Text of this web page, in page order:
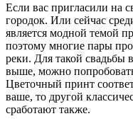
Если вас пригласили на
городок. Или сейчас
является модной темой
поэтому многие пары
реки. Для такой свадьбы
выше, можно
Цветочный принт
ваше, то другой
сработают также.